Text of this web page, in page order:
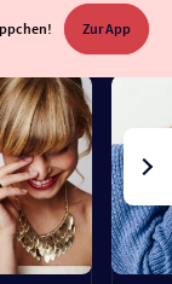
Zur App